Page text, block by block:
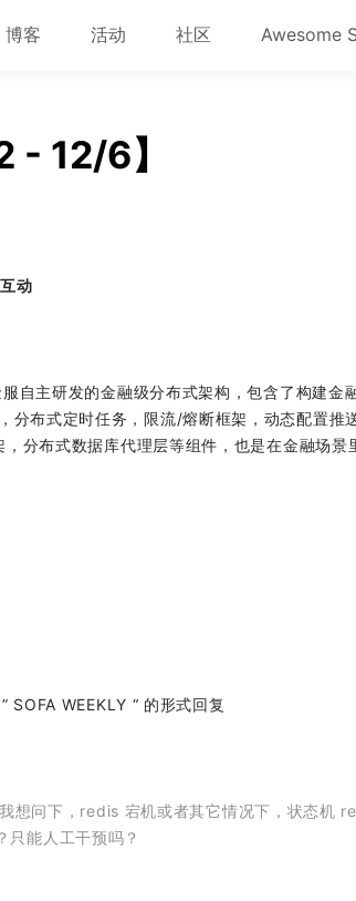
博客 活动 社区 Awesome
- 12/6】
动
主研发的金融级分布式架构，包含了构建金
分布式定时任务，限流/熔断框架，动态配置推
分布式数据库代理层等组件，也是在金融场景
SOFA WEEKLY “ 的形式回复
想问下，redis 宕机或者其它情况下，状态机
只能人工干预吗？